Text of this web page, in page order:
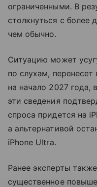
ограниченными. В
столкнуться с более
чем обычно.
Ситуацию может
по слухам, перенесет
на начало 2027 года,
эти сведения
спроса придется на
а альтернативой
iPhone Ultra.
Ранее эксперты также
существенное